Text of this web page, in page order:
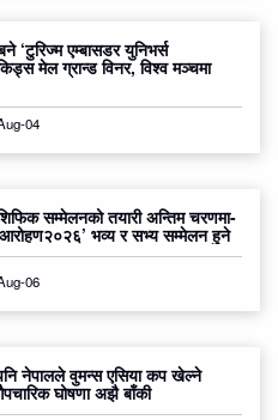
‘टुरिज्म एम्बासडर युनिभर्स
मेल ग्रान्ड विनर, विश्व मञ्चमा
04
सम्मेलनको तयारी अन्तिम चरणमा-
भव्य र सभ्य सम्मेलन हुने
06
नेपालले वुमन्स एसिया कप खेल्ने
घोषणा अझै बाँकी